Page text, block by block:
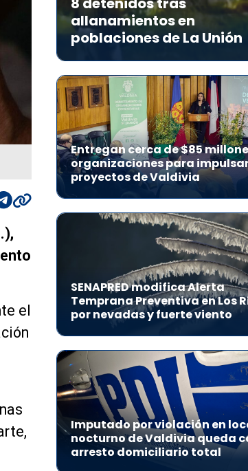
el
allanamientos en
poblaciones de La Unión
Entregan cerca de $85
organizaciones para
proyectos de Valdivia
SENAPRED modifica Alerta
Temprana Preventiva en Los
por nevadas y fuerte viento
Imputado por violación en
nocturno de Valdivia queda
arresto domiciliario total